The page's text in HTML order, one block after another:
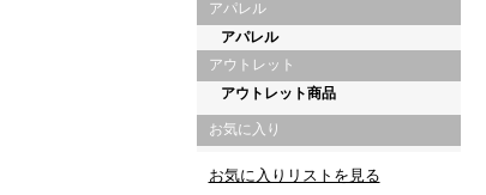
アパレル
アパレル
アウトレット
アウトレット商品
お気に入り
お気に入りリストを見る